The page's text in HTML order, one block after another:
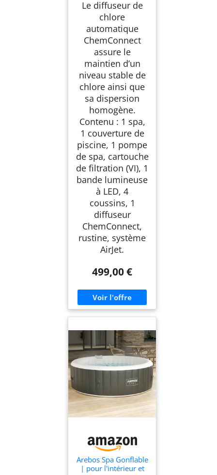
Le diffuseur de
chlore
automatique
ChemConnect
assure le
maintien d’un
niveau stable de
chlore ainsi que
sa dispersion
homogène.
Contenu : 1 spa,
1 couverture de
piscine, 1 pompe
de spa, cartouche
de filtration (VI), 1
bande lumineuse
à LED, 4
coussins, 1
diffuseur
ChemConnect,
rustine, système
AirJet.
499,00 €
Arebos Spa Gonflable
| pour l'intérieur et